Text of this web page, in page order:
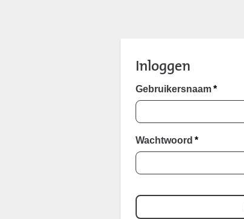
Inloggen
Gebruikersnaam *
Wachtwoord *